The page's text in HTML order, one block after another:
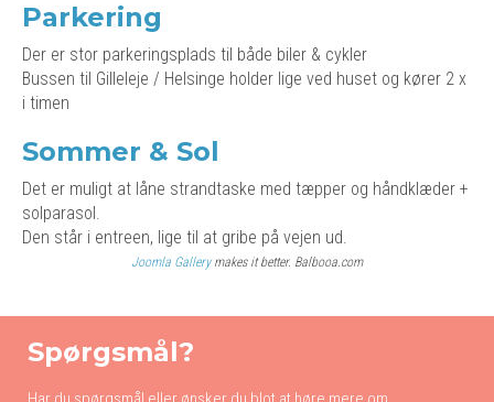
Parkering
Der er stor parkeringsplads til både biler & cykler
Bussen til Gilleleje / Helsinge holder lige ved huset og kører 2 x
i timen
Sommer & Sol
Det er muligt at låne strandtaske med tæpper og håndklæder +
solparasol.
Den står i entreen, lige til at gribe på vejen ud.
Joomla Gallerymakes it better. Balbooa.com
Spørgsmål?